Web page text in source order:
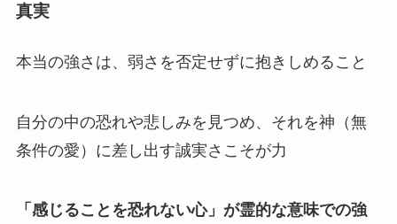
真実
本当の強さは、弱さを否定せずに抱きしめること
自分の中の恐れや悲しみを見つめ、それを神（無
条件の愛）に差し出す誠実さこそが力
「感じることを恐れない心」が霊的な意味での強